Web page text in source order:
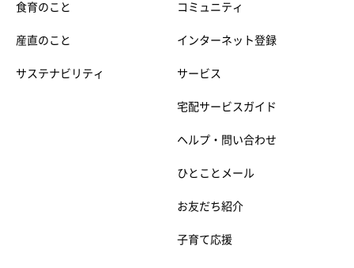
食育のこと
産直のこと
サステナビリティ
コミュニティ
インターネット登録
サービス
宅配サービスガイド
ヘルプ・問い合わせ
ひとことメール
お友だち紹介
子育て応援